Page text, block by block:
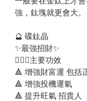
強，鈦塊就更會大。
🔮 碟鈦晶
✨最強招財✨
💁🏻‍♀️主要功效
🔺 增強財富運 包括
🔺 增強投機運氣
🔺 提升旺氣 招貴人